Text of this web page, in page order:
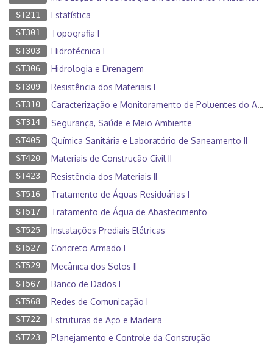
ST211 Estatística
ST301 Topografia I
ST303 Hidrotécnica I
ST306 Hidrologia e Drenagem
ST309 Resistência dos Materiais I
ST310 Caracterização e Monitoramento de Poluentes do Ar e do Solo
ST314 Segurança, Saúde e Meio Ambiente
ST405 Química Sanitária e Laboratório de Saneamento II
ST420 Materiais de Construção Civil II
ST423 Resistência dos Materiais II
ST516 Tratamento de Águas Residuárias I
ST517 Tratamento de Água de Abastecimento
ST525 Instalações Prediais Elétricas
ST527 Concreto Armado I
ST529 Mecânica dos Solos II
ST567 Banco de Dados I
ST568 Redes de Comunicação I
ST722 Estruturas de Aço e Madeira
ST723 Planejamento e Controle da Construção